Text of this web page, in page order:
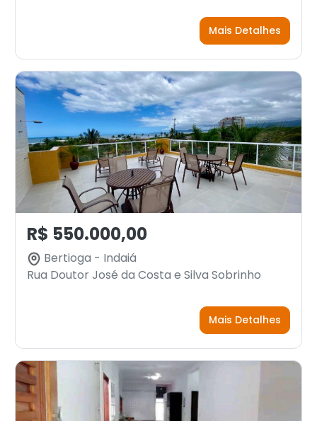
Mais Detalhes
R$ 550.000,00
Bertioga - Indaiá
Rua Doutor José da Costa e Silva Sobrinho
Mais Detalhes